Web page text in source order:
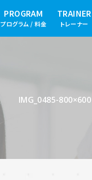
PROGRAM
プログラム / 料金
TRAINER
トレーナー
IMG_0485-800×600